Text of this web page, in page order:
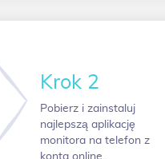
Krok 2
Pobierz i zainstaluj
najlepszą aplikację
monitora na telefon z
konta online.